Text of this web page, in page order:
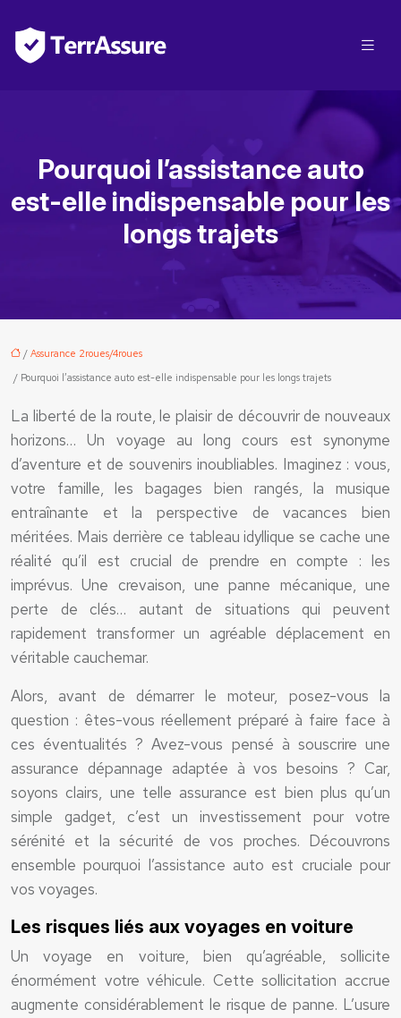
Pourquoi l’assistance auto
est-elle indispensable pour les
longs trajets
/ Assurance 2roues/4roues
/ Pourquoi l’assistance auto est-elle indispensable pour les longs trajets
La liberté de la route, le plaisir de découvrir de nouveaux
horizons… Un voyage au long cours est synonyme
d’aventure et de souvenirs inoubliables. Imaginez : vous,
votre famille, les bagages bien rangés, la musique
entraînante et la perspective de vacances bien
méritées. Mais derrière ce tableau idyllique se cache une
réalité qu’il est crucial de prendre en compte : les
imprévus. Une crevaison, une panne mécanique, une
perte de clés… autant de situations qui peuvent
rapidement transformer un agréable déplacement en
véritable cauchemar.
Alors, avant de démarrer le moteur, posez-vous la
question : êtes-vous réellement préparé à faire face à
ces éventualités ? Avez-vous pensé à souscrire une
assurance dépannage adaptée à vos besoins ? Car,
soyons clairs, une telle assurance est bien plus qu’un
simple gadget, c’est un investissement pour votre
sérénité et la sécurité de vos proches. Découvrons
ensemble pourquoi l’assistance auto est cruciale pour
vos voyages.
Les risques liés aux voyages en voiture
Un voyage en voiture, bien qu’agréable, sollicite
énormément votre véhicule. Cette sollicitation accrue
augmente considérablement le risque de panne. L’usure